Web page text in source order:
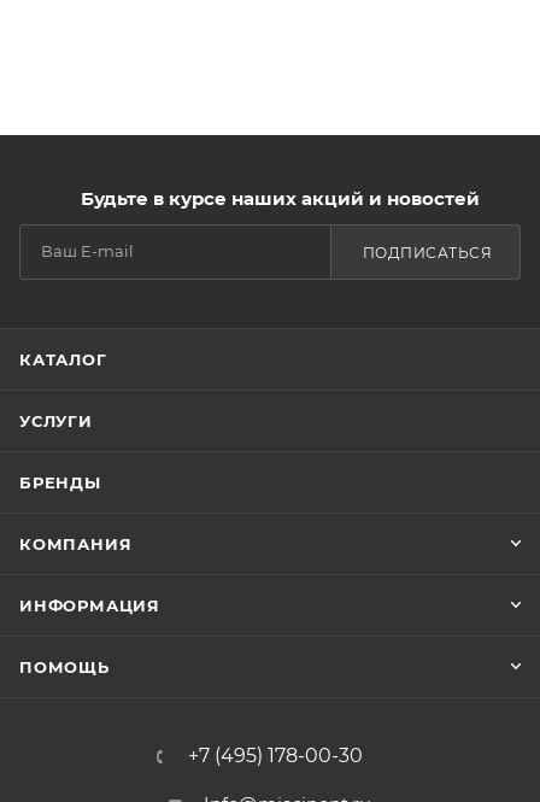
Будьте в курсе наших акций и новостей
ПОДПИСАТЬСЯ
КАТАЛОГ
УСЛУГИ
БРЕНДЫ
КОМПАНИЯ
ИНФОРМАЦИЯ
ПОМОЩЬ
+7 (495) 178-00-30